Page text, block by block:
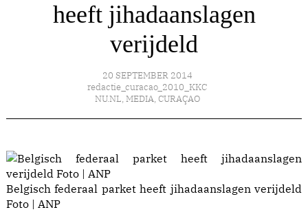
heeft jihadaanslagen
verijdeld
20 SEPTEMBER 2014
redactie_curacao_2010_KKC
NU.NL, MEDIA, CURAÇAO
Belgisch federaal parket heeft jihadaanslagen verijdeld
Foto | ANP